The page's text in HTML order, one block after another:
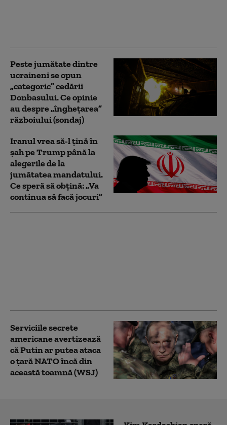
Peste jumătate dintre
ucraineni se opun
„categoric” cedării
Donbasului. Ce opinie
au despre „înghețarea”
războiului (sondaj)
Iranul vrea să-l țină în
șah pe Trump până la
alegerile de la
jumătatea mandatului.
Ce speră să obțină: „Va
continua să facă jocuri”
Serviciile secrete
americane avertizează
că Putin ar putea ataca
o țară NATO încă din
această toamnă (WSJ)